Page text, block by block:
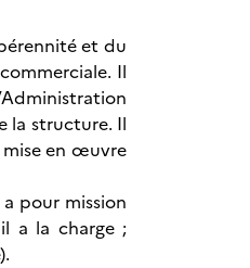
et du
Il
la structure. Il
mise en œuvre
pour mission
a la charge ;